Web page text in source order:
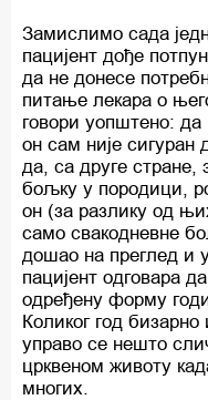
Замислимо сада
пацијент дође
да не донесе
питање лекара о
говори уопштено:
он сам није сигуран
да, са друге стране,
бољку у породици,
он (за разлику од
само свакодневне
дошао на преглед и
пацијент одговара
одређену форму
Коликог год бизарно
управо се нешто
црквеном животу
многих.